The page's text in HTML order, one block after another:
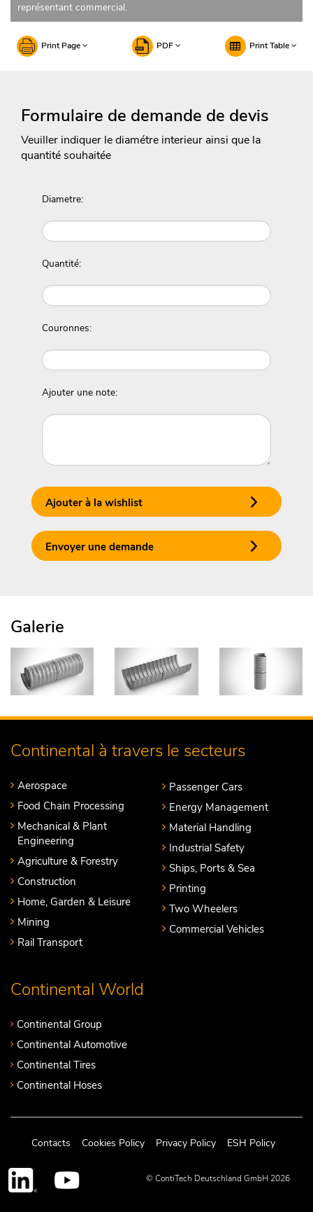
représentant commercial.
Print Page PDF Print Table
Formulaire de demande de devis
Veuiller indiquer le diamétre interieur ainsi que la
quantité souhaitée
Diametre:
Quantité:
Couronnes:
Ajouter une note:
Ajouter à la wishlist
Envoyer une demande
Galerie
Continental à travers le secteurs
Aerospace
Food Chain Processing
Mechanical & Plant
Engineering
Agriculture & Forestry
Construction
Home, Garden & Leisure
Mining
Rail Transport
Passenger Cars
Energy Management
Material Handling
Industrial Safety
Ships, Ports & Sea
Printing
Two Wheelers
Commercial Vehicles
Continental World
Continental Group
Continental Automotive
Continental Tires
Continental Hoses
Contacts Cookies Policy Privacy Policy ESH Policy
© ContiTech Deutschland GmbH 2026